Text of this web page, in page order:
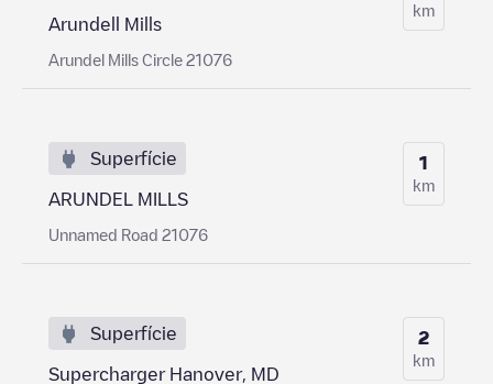
Arundell Mills
Arundel Mills Circle 21076
km
Superfície
ARUNDEL MILLS
Unnamed Road 21076
1
km
Superfície
Supercharger Hanover, MD
2
km